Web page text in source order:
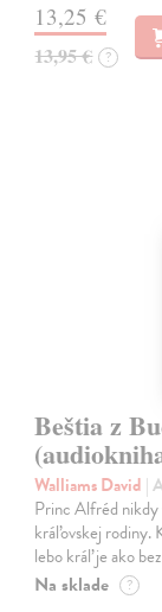
13,25 €
13,95 € ?
Beštia z
Walliams David |
Princ Alfréd nikdy
kráľovskej rodiny.
lebo kráľ je ako
Na sklade ?